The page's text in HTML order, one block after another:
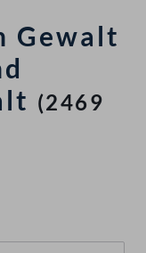
Gewalt
(2469